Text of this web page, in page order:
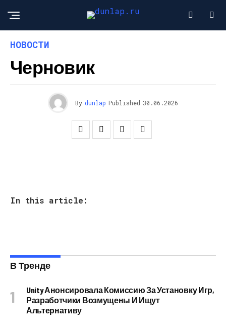
НОВОСТИ
Черновик
By dunlap Published 30.06.2026
In this article:
В Тренде
Unity Анонсировала Комиссию За Установку Игр,
Разработчики Возмущены И Ищут
Альтернативу